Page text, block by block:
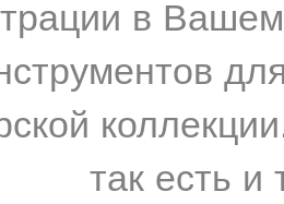
в
так есть и